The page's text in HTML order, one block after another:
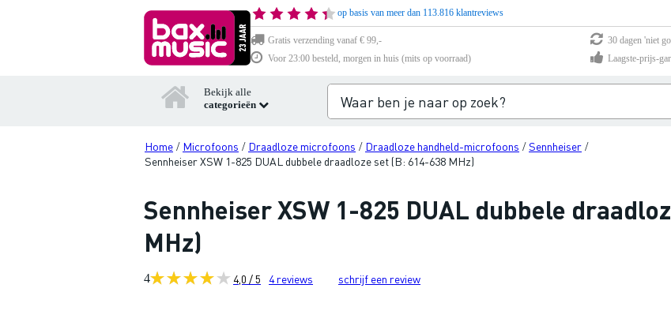
op basis van meer dan 113.816 klantreviews
Gratis verzending vanaf € 99,-
30 dagen 'niet
Voor 23:00 besteld, morgen in huis (mits op voorraad)
Laagste-prijs-
Bekijk alle
categorieën
Home / Microfoons / Draadloze microfoons / Draadloze handheld-microfoons /Sennheiser /
Sennheiser XSW 1-825 DUAL dubbele draadloze set (B: 614-638 MHz)
Sennheiser XSW 1-825 DUAL dubbele
MHz)
4 4,0 / 5 4reviews schrijf een review